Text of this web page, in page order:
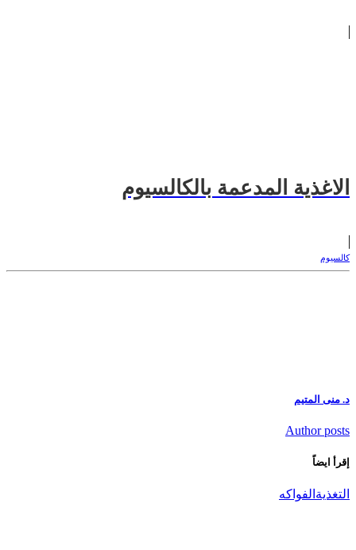
الاغذية المدعمة بالكالسيوم
كالسيوم
د. منى المتيم
Author posts
إقرأ ايضاً
التغذية الفواكه